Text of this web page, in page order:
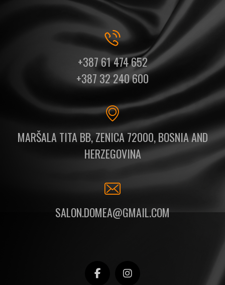
+387 61 474 652
+387 32 240 600
MARŠALA TITA BB, ZENICA 72000, BOSNIA AND
HERZEGOVINA
SALON.DOMEA@GMAIL.COM